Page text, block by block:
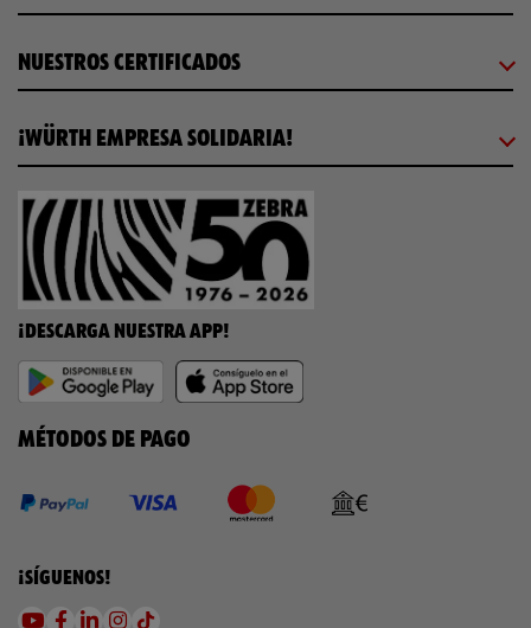
NUESTROS CERTIFICADOS
¡WÜRTH EMPRESA SOLIDARIA!
¡DESCARGA NUESTRA APP!
MÉTODOS DE PAGO
¡SÍGUENOS!